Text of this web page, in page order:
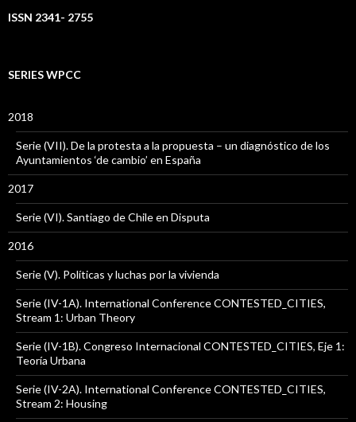
ISSN 2341- 2755
SERIES WPCC
2018
Serie (VII). De la protesta a la propuesta – un diagnóstico de los
Ayuntamientos ‘de cambio’ en España
2017
Serie (VI). Santiago de Chile en Disputa
2016
Serie (V). Políticas y luchas por la vivienda
Serie (IV-1A). International Conference CONTESTED_CITIES,
Stream 1: Urban Theory
Serie (IV-1B). Congreso Internacional CONTESTED_CITIES, Eje 1:
Teoría Urbana
Serie (IV-2A). International Conference CONTESTED_CITIES,
Stream 2: Housing